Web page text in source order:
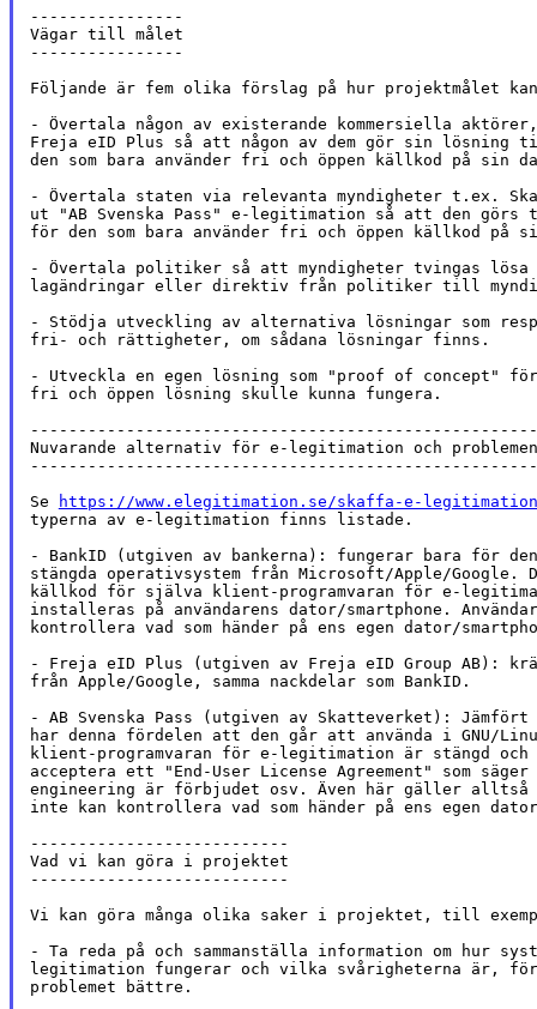
----------------
Vägar till målet
----------------
Följande är fem olika förslag på hur projektmålet
- Övertala någon av existerande kommersiella
Freja eID Plus så att någon av dem gör sin lösning
den som bara använder fri och öppen källkod på sin
- Övertala staten via relevanta myndigheter t.ex.
ut "AB Svenska Pass" e-legitimation så att den
för den som bara använder fri och öppen källkod på
- Övertala politiker så att myndigheter tvingas lösa
lagändringar eller direktiv från politiker till
- Stödja utveckling av alternativa lösningar som
fri- och rättigheter, om sådana lösningar finns.
- Utveckla en egen lösning som "proof of concept"
fri och öppen lösning skulle kunna fungera.
Nuvarande alternativ för e-legitimation och problemen
Se
https://www.elegitimation.se/skaffa-e-legitimation
typerna av e-legitimation finns listade.
- BankID (utgiven av bankerna): fungerar bara för den
stängda operativsystem från Microsoft/Apple/Google.
källkod för själva klient-programvaran för e-
installeras på användarens dator/smartphone.
kontrollera vad som händer på ens egen dator/
- Freja eID Plus (utgiven av Freja eID Group AB):
från Apple/Google, samma nackdelar som BankID.
- AB Svenska Pass (utgiven av Skatteverket): Jämfört
har denna fördelen att den går att använda i GNU/
klient-programvaran för e-legitimation är stängd och
acceptera ett "End-User License Agreement" som
engineering är förbjudet osv. Även här gäller alltså
inte kan kontrollera vad som händer på ens egen
---------------------------
Vad vi kan göra i projektet
---------------------------
Vi kan göra många olika saker i projektet, till
- Ta reda på och sammanställa information om hur
legitimation fungerar och vilka svårigheterna är,
problemet bättre.